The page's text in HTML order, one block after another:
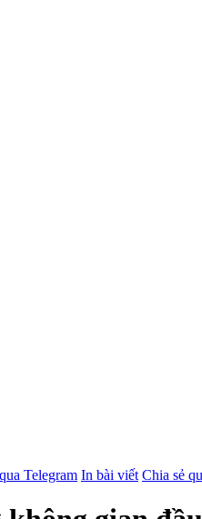
Telegram In bài viết Chia sẻ